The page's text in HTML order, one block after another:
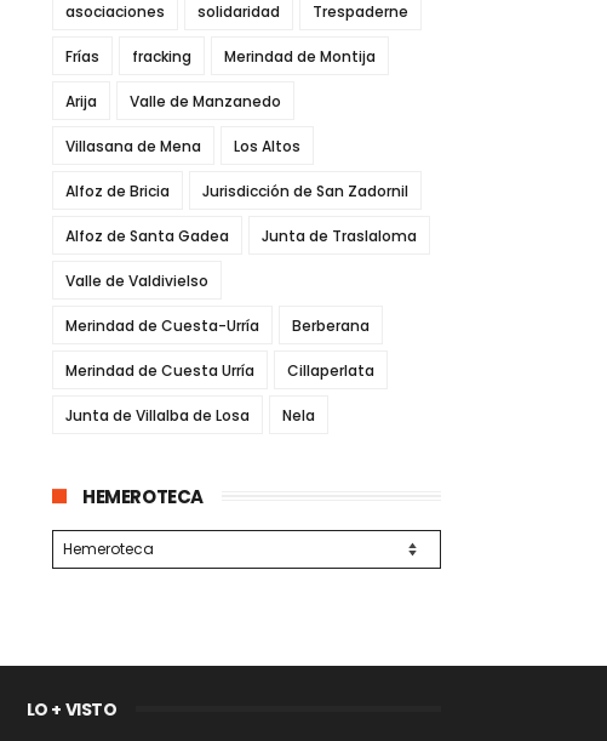
asociaciones solidaridad Trespaderne
Frías fracking Merindad de Montija
Arija Valle de Manzanedo
Villasana de Mena Los Altos
Alfoz de Bricia Jurisdicción de San Zadornil
Alfoz de Santa Gadea Junta de Traslaloma
Valle de Valdivielso
Merindad de Cuesta-Urría Berberana
Merindad de Cuesta Urría Cillaperlata
Junta de Villalba de Losa Nela
HEMEROTECA
LO + VISTO